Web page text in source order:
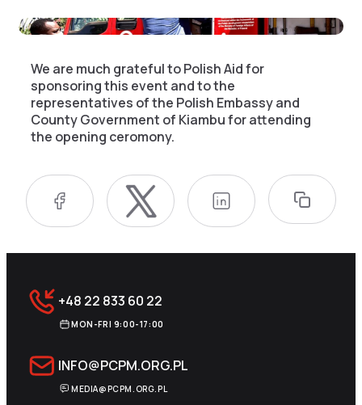
We are much grateful to Polish Aid for
sponsoring this event and to the
representatives of the Polish Embassy and
County Government of Kiambu for attending
the opening ceromony.
+48 22 833 60 22
MON-FRI 9:00-17:00
INFO@PCPM.ORG.PL
MEDIA@PCPM.ORG.PL